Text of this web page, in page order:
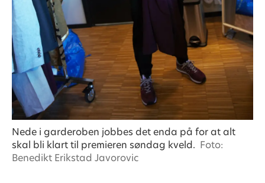
Nede i garderoben jobbes det enda på for at alt
skal bli klart til premieren søndag kveld. Foto:
Benedikt Erikstad Javorovic